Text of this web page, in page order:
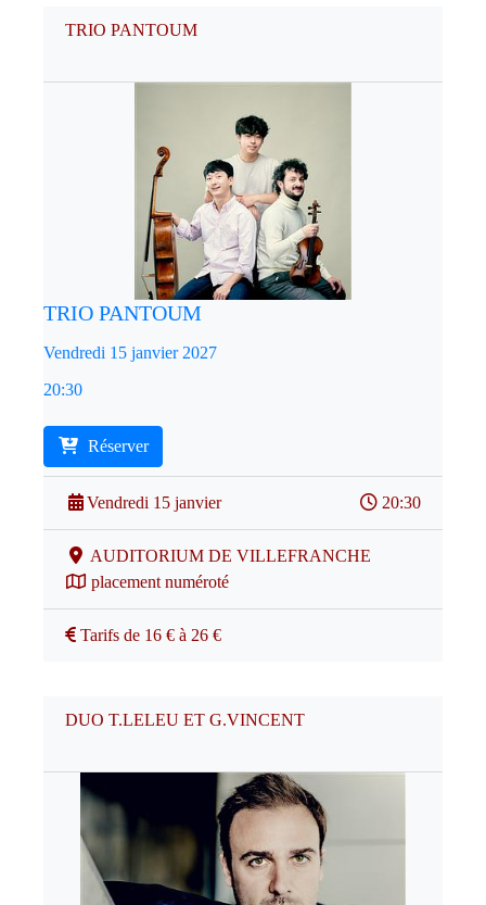
TRIO PANTOUM
TRIO PANTOUM
Vendredi 15 janvier 2027
20:30
Réserver
Vendredi 15 janvier 20:30
AUDITORIUM DE VILLEFRANCHE
placement numéroté
Tarifs de 16 € à 26 €
DUO T.LELEU ET G.VINCENT